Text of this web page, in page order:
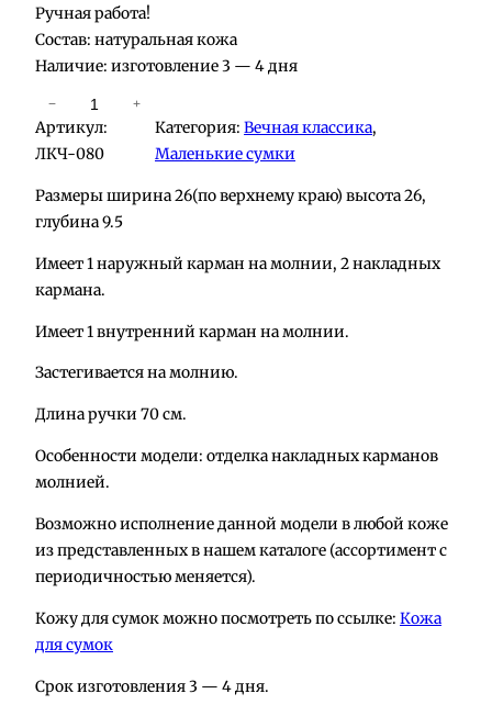
Ручная работа!
Состав: натуральная кожа
Наличие: изготовление 3 — 4 дня
о
л
и
с
т
о
т
в
а
р
С
у
м
к
и
з
− +
Артикул:
ЛКЧ-080
Категория: Вечная классика
Маленькие сумки
Размеры ширина 26(по верхнему краю) высота 26,
глубина 9.5
Имеет 1 наружный карман на молнии, 2 накладных
кармана.
Имеет 1 внутренний карман на молнии.
Застегивается на молнию.
Длина ручки 70 см.
Особенности модели: отделка накладных карманов
молнией.
Возможно исполнение данной модели в любой коже
из представленных в нашем каталоге (ассортимент с
периодичностью меняется).
Кожу для сумок можно посмотреть по ссылке: Кожа
для сумок
Срок изготовления 3 — 4 дня.